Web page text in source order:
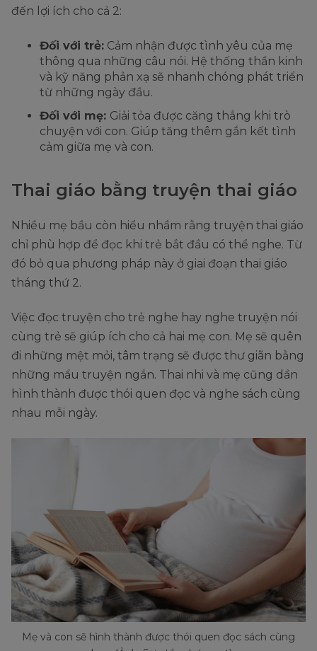
đến lợi ích cho cả 2:
Đối với trẻ: Cảm nhận được tình yêu của mẹ
thông qua những câu nói. Hệ thống thần kinh
và kỹ năng phản xạ sẽ nhanh chóng phát triển
từ những ngày đầu.
Đối với mẹ: Giải tỏa được căng thẳng khi trò
chuyện với con. Giúp tăng thêm gắn kết tình
cảm giữa mẹ và con.
Thai giáo bằng truyện thai giáo
Nhiều mẹ bầu còn hiểu nhầm rằng truyện thai giáo
chỉ phù hợp để đọc khi trẻ bắt đầu có thể nghe. Từ
đó bỏ qua phương pháp này ở giai đoạn thai giáo
tháng thứ 2.
Việc đọc truyện cho trẻ nghe hay nghe truyện nói
cùng trẻ sẽ giúp ích cho cả hai mẹ con. Mẹ sẽ quên
đi những mệt mỏi, tâm trạng sẽ được thư giãn bằng
những mẩu truyện ngắn. Thai nhi và mẹ cũng dần
hình thành được thói quen đọc và nghe sách cùng
nhau mỗi ngày.
Mẹ và con sẽ hình thành được thói quen đọc sách cùng